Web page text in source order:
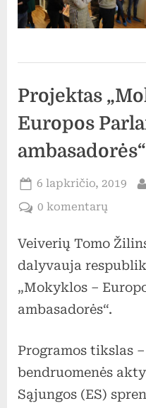
Projektas
Europos
ambasadorės“
Posted
on
6 lapkričio, 2019
0 komentarųįraše
–
Veiverių Tomo
dalyvauja
„Mokyklos –
ambasadorės“.
Programos tikslas
bendruomenės
Sąjungos (ES)